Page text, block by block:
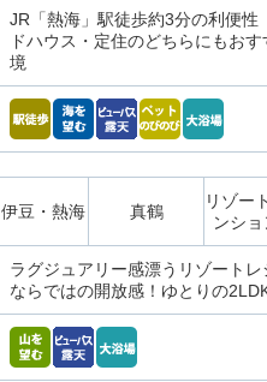
JR「熱海」駅徒歩約3分の利便
ドハウス・定住のどちらにもお
境
伊豆・熱海 真鶴
リゾー
ンショ
ラグジュアリー感漂うリゾート
ならではの開放感！ゆとりの